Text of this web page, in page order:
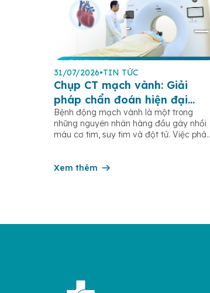
31/07/2026•TIN TỨC
Chụp CT mạch vành: Giải
pháp chẩn đoán hiện đại
giúp phát hiện sớm bệnh
động mạch vành
Bệnh động mạch vành là một trong
những nguyên nhân hàng đầu gây nhồi
máu cơ tim, suy tim và đột tử. Việc phát
trị và phòng ngừa các biến chứng tim
Xem thêm